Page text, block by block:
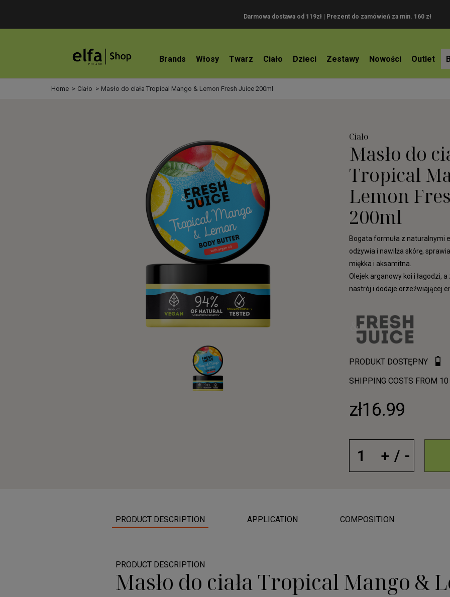
Darmowa dostawa od 119zł | Prezent do zamówień za min. 160 zł
Brands Włosy Twarz Ciało Dzieci Zestawy Nowości Outlet
Home Ciało Masło do ciała Tropical Mango & Lemon Fresh Juice 200ml
Ciało
Masło do
Tropical
Lemon
200ml
Bogata formuła z naturalnymi
odżywia i nawilża skórę,
miękka i aksamitna.
Olejek arganowy koi i łagodzi,
nastrój i dodaje orzeźwiającej
PRODUKT DOSTĘPNY
SHIPPING COSTS FROM
zł16.99
PRODUCT DESCRIPTION APPLICATION COMPOSITION
PRODUCT DESCRIPTION
Masło do ciała Tropical Mango &